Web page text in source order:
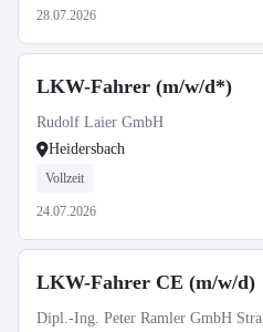
28.07.2026
LKW-Fahrer (m/w/d*)
Rudolf Laier GmbH
Heidersbach
Vollzeit
24.07.2026
LKW-Fahrer CE (m/w/d)
Dipl.-Ing. Peter Ramler GmbH